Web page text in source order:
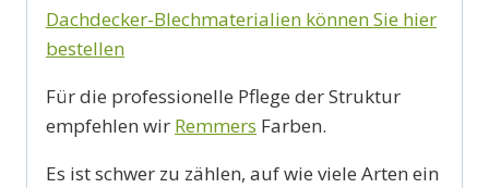
Dachdecker-Blechmaterialien können Sie hier
bestellen
Für die professionelle Pflege der Struktur
empfehlen wir Remmers Farben.
Es ist schwer zu zählen, auf wie viele Arten ein